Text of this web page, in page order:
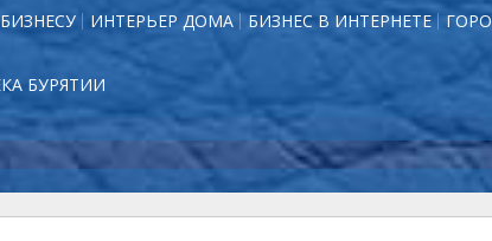
БИЗНЕСУ ИНТЕРЬЕР ДОМА БИЗНЕС В ИНТЕРНЕТЕ
БУРЯТИИ